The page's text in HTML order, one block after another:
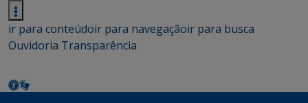
ir para conteúdoir para navegaçãoir para busca
Ouvidoria Transparência